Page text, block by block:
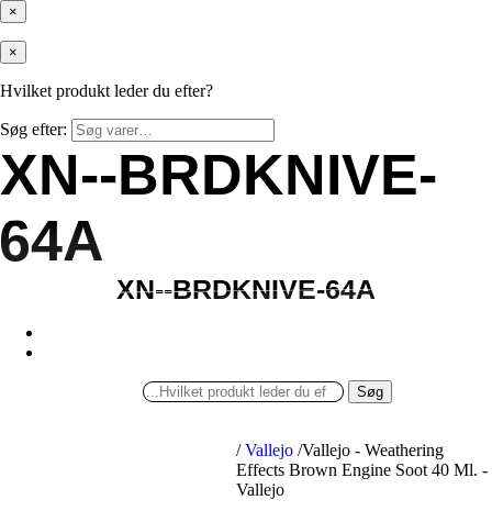
×
×
Hvilket produkt leder du efter?
Søg efter:
XN--BRDKNIVE-
64A
BRDKNIVE-
XN--BRDKNIVE-64A
XN--BRDKNIVE-64A
Søg
/ Vallejo /Vallejo - Weathering
Effects Brown Engine Soot 40 Ml. -
Vallejo